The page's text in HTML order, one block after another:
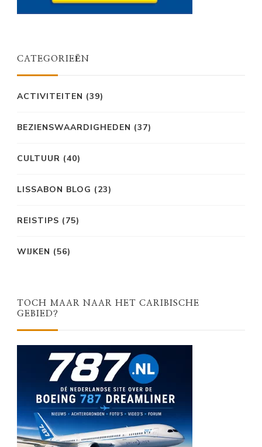
CATEGORIEËN
ACTIVITEITEN (39)
BEZIENSWAARDIGHEDEN (37)
CULTUUR (40)
LISSABON BLOG (23)
REISTIPS (75)
WIJKEN (56)
TOCH MAAR NAAR HET CARIBISCHE
GEBIED?